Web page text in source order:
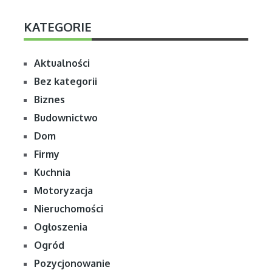
KATEGORIE
Aktualności
Bez kategorii
Biznes
Budownictwo
Dom
Firmy
Kuchnia
Motoryzacja
Nieruchomości
Ogłoszenia
Ogród
Pozycjonowanie